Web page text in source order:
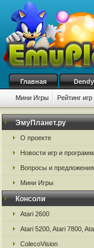
Главная Dendy
Мини Игры Рейтинг игр
ЭмуПланет.ру
О проекте
Новости игр и программ
Вопросы и предложения
Мини Игры
Консоли
Atari 2600
Atari 5200, Atari 7800,
ColecoVision